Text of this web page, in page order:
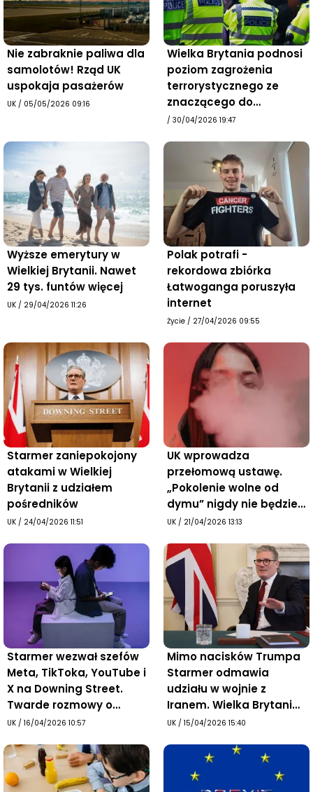
Nie zabraknie paliwa dla
samolotów! Rząd UK
uspokaja pasażerów
UK / 05/05/2026 09:16
Wielka Brytania podnosi
poziom zagrożenia
terrorystycznego ze
znaczącego do
POWAŻNEGO
/ 30/04/2026 19:47
Wyższe emerytury w
Wielkiej Brytanii. Nawet
29 tys. funtów więcej
UK / 29/04/2026 11:26
Polak potrafi -
rekordowa zbiórka
Łatwoganga poruszyła
internet
Życie / 27/04/2026 09:55
Starmer zaniepokojony
atakami w Wielkiej
Brytanii z udziałem
pośredników
UK / 24/04/2026 11:51
UK wprowadza
przełomową ustawę.
„Pokolenie wolne od
dymu” nigdy nie będzie
mogło kupić papierosów
UK / 21/04/2026 13:13
Starmer wezwał szefów
Meta, TikToka, YouTube i
X na Downing Street.
Twarde rozmowy o
bezpieczeństwie dzieci
UK / 16/04/2026 10:57
Mimo nacisków Trumpa
Starmer odmawia
udziału w wojnie z
Iranem. Wielka Brytania i
tak może najmocniej
UK / 15/04/2026 15:40